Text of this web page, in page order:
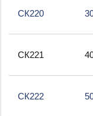
СК220
СК221
СК222